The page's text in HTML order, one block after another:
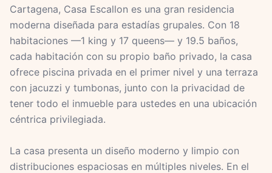
Cartagena, Casa Escallon es una gran residencia
moderna diseñada para estadías grupales. Con 18
habitaciones —1 king y 17 queens— y 19.5 baños,
cada habitación con su propio baño privado, la casa
ofrece piscina privada en el primer nivel y una terraza
con jacuzzi y tumbonas, junto con la privacidad de
tener todo el inmueble para ustedes en una ubicación
céntrica privilegiada.
La casa presenta un diseño moderno y limpio con
distribuciones espaciosas en múltiples niveles. En el